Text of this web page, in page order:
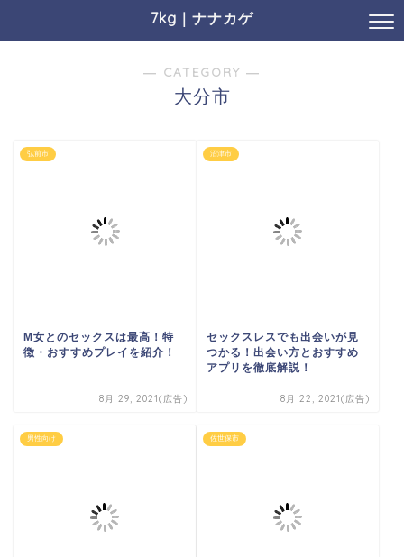
7kg｜ナナカゲ
― CATEGORY ―
大分市
弘前市
M女とのセックスは最高！特
徴・おすすめプレイを紹介！
8月 29, 2021(広告)
沼津市
セックスレスでも出会いが見
つかる！出会い方とおすすめ
アプリを徹底解説！
8月 22, 2021(広告)
男性向け 佐世保市